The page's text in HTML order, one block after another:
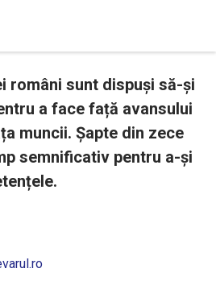
români sunt dispuși să-și
a face față avansului
muncii. Șapte din zece
semnificativ pentru a-și